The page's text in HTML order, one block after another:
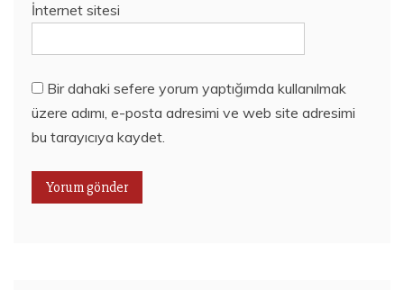
İnternet sitesi
Bir dahaki sefere yorum yaptığımda kullanılmak
üzere adımı, e-posta adresimi ve web site adresimi
bu tarayıcıya kaydet.